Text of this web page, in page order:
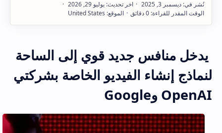
يدخل منافس جديد قوي إلى الساحة
لنماذج إنشاء الفيديو الخاصة بشركتي
OpenAI وGoogle